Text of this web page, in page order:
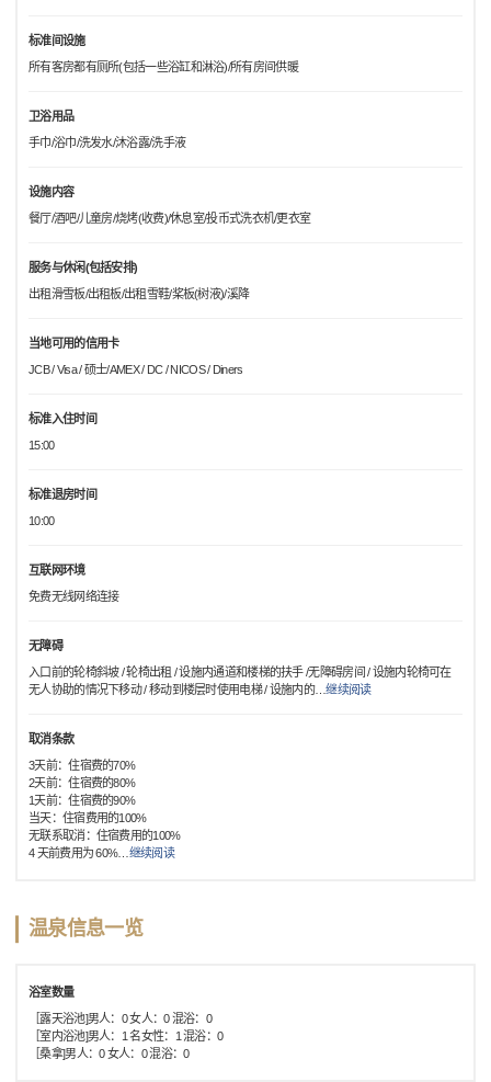
标准间设施
所有客房都有厕所(包括一些浴缸和淋浴)/所有房间供暖
卫浴用品
手巾/浴巾/洗发水/沐浴露/洗手液
设施内容
餐厅/酒吧/儿童房/烧烤(收费)/休息室/投币式洗衣机/更衣室
服务与休闲(包括安排)
出租滑雪板/出租板/出租雪鞋/桨板(树液)/溪降
当地可用的信用卡
JCB / Visa / 硕士/AMEX / DC / NICOS / Diners
标准入住时间
15:00
标准退房时间
10:00
互联网环境
免费无线网络连接
无障碍
入口前的轮椅斜坡 / 轮椅出租 / 设施内通道和楼梯的扶手 /无障碍房间 / 设施内轮椅可在
无人协助的情况下移动 / 移动到楼层时使用电梯 / 设施内的…继续阅读
取消条款
3天前：住宿费的70%
2天前：住宿费的80%
1天前：住宿费的90%
当天：住宿费用的100%
无联系取消：住宿费用的100%
4 天前费用为 60%… 继续阅读
温泉信息一览
浴室数量
［露天浴池]男人：0 女人：0 混浴：0
［室内浴池]男人：1 名女性：1 混浴：0
［桑拿]男人：0 女人：0 混浴：0